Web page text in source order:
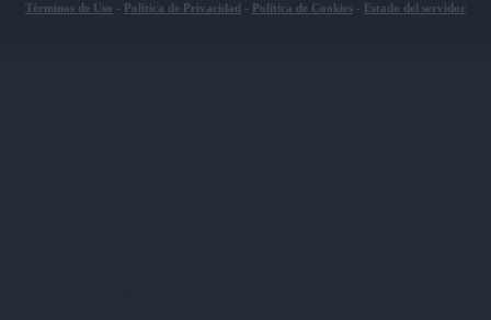
Términos de Uso - Política de Privacidad - Política de Cookies - Estado del servidor